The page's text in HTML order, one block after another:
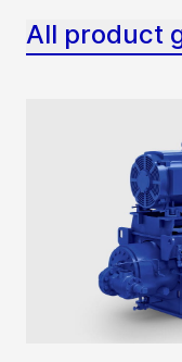
All product